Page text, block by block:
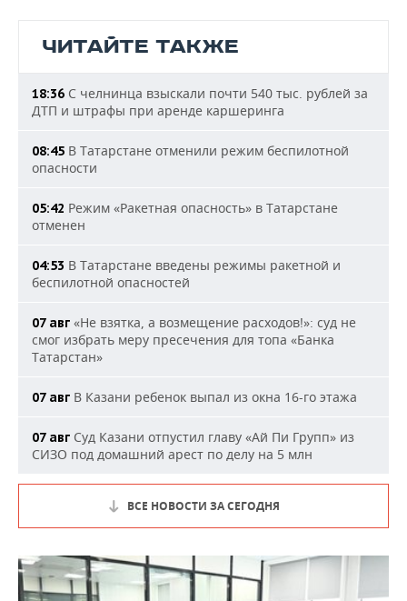
ЧИТАЙТЕ ТАКЖЕ
18:36 С челнинца взыскали почти 540 тыс. рублей за
ДТП и штрафы при аренде каршеринга
08:45 В Татарстане отменили режим беспилотной
опасности
05:42 Режим «Ракетная опасность» в Татарстане
отменен
04:53 В Татарстане введены режимы ракетной и
беспилотной опасностей
07 авг «Не взятка, а возмещение расходов!»: суд не
смог избрать меру пресечения для топа «Банка
Татарстан»
07 авг В Казани ребенок выпал из окна 16-го этажа
07 авг Суд Казани отпустил главу «Ай Пи Групп» из
СИЗО под домашний арест по делу на 5 млн
ВСЕ НОВОСТИ ЗА СЕГОДНЯ